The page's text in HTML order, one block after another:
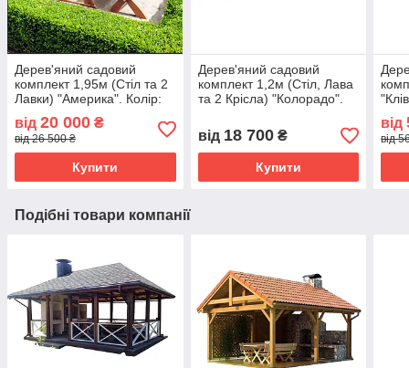
Дерев'яний садовий
комплект 1,95м (Стіл та 2
Лавки) "Америка". Колір:
від 20 000 ₴
від 26 500 ₴
Купити
Дерев'яний садовий
комплект 1,2м (Стіл, Лава
та 2 Крісла) "Колорадо".
від 18 700₴
Купити
від
від
Подібні товари компанії